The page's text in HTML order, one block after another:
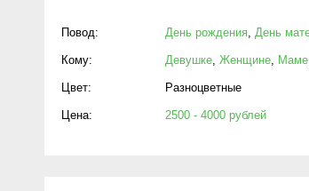
Повод: День рождения День
Кому: Девушке Женщине Маме
Цвет: Разноцветные
Цена: 2500 - 4000 рублей